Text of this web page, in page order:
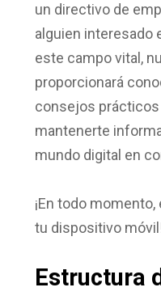
un directivo de
alguien interesado
este campo vital,
proporcionará
consejos
mantenerte
mundo digital en
¡En todo
tu dispositivo
Estructura